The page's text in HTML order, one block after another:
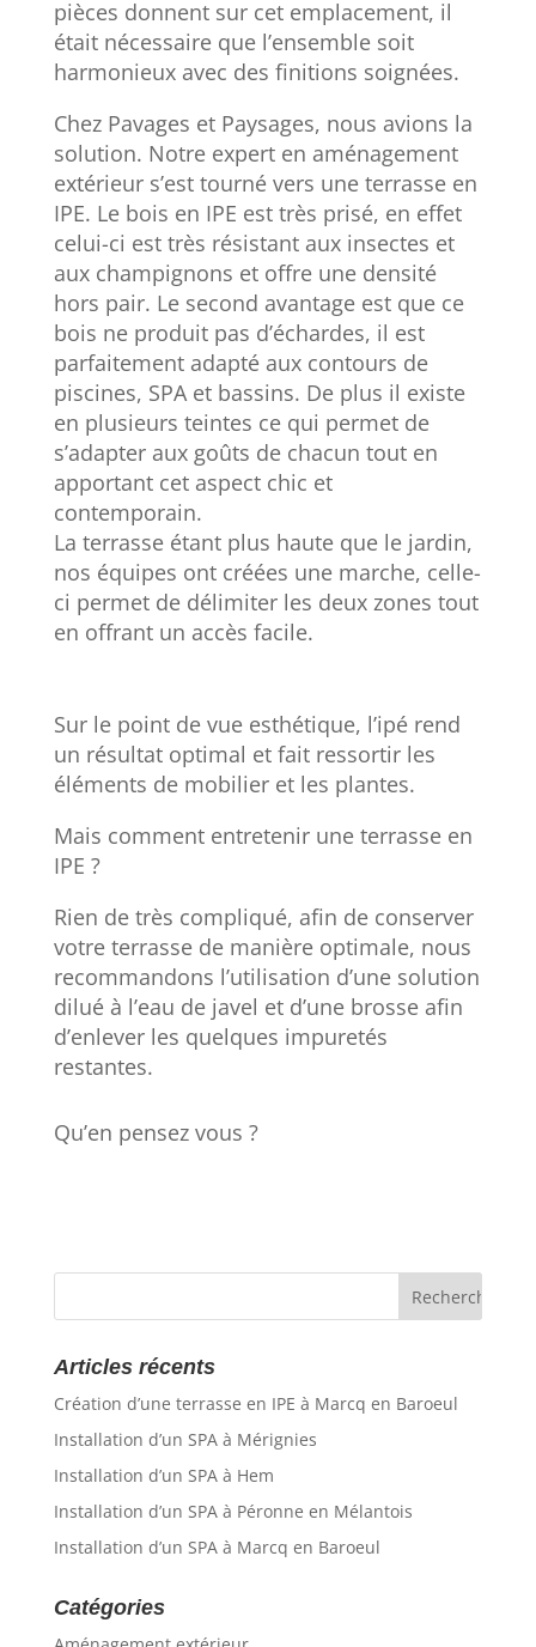
pièces donnent sur cet emplacement, il
était nécessaire que l’ensemble soit
harmonieux avec des finitions soignées.
Chez Pavages et Paysages, nous avions la
solution. Notre expert en aménagement
extérieur s’est tourné vers une terrasse en
IPE. Le bois en IPE est très prisé, en effet
celui-ci est très résistant aux insectes et
aux champignons et offre une densité
hors pair. Le second avantage est que ce
bois ne produit pas d’échardes, il est
parfaitement adapté aux contours de
piscines, SPA et bassins. De plus il existe
en plusieurs teintes ce qui permet de
s’adapter aux goûts de chacun tout en
apportant cet aspect chic et
contemporain.
La terrasse étant plus haute que le jardin,
nos équipes ont créées une marche, celle-
ci permet de délimiter les deux zones tout
en offrant un accès facile.
Sur le point de vue esthétique, l’ipé rend
un résultat optimal et fait ressortir les
éléments de mobilier et les plantes.
Mais comment entretenir une terrasse en
IPE ?
Rien de très compliqué, afin de conserver
votre terrasse de manière optimale, nous
recommandons l’utilisation d’une solution
dilué à l’eau de javel et d’une brosse afin
d’enlever les quelques impuretés
restantes.
Qu’en pensez vous ?
Articles récents
Création d’une terrasse en IPE à Marcq en Baroeul
Installation d’un SPA à Mérignies
Installation d’un SPA à Hem
Installation d’un SPA à Péronne en Mélantois
Installation d’un SPA à Marcq en Baroeul
Catégories